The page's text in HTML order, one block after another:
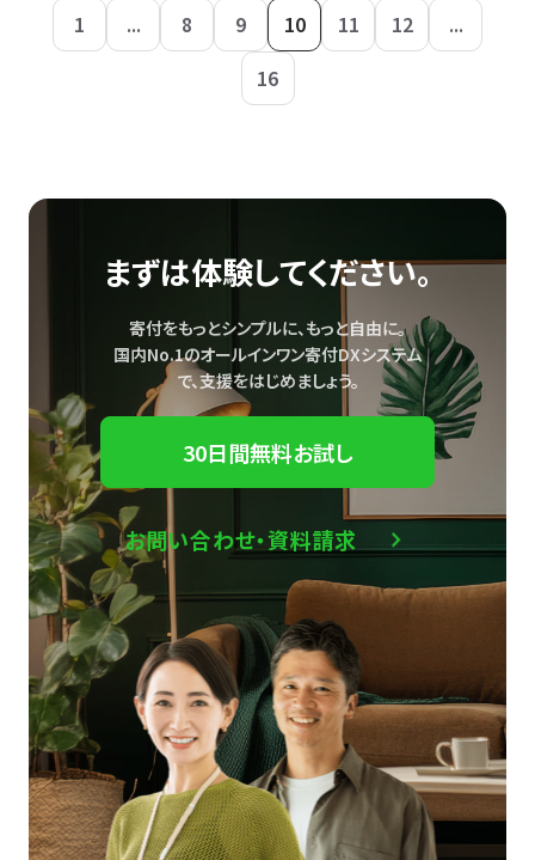
1 ... 8 9 10 11 12
...
16
まずは体験してください。
寄付をもっとシンプルに、もっと自由に。
国内No.1のオールインワン寄付DXシステム
で、支援をはじめましょう。
30日間無料お試し
お問い合わせ・資料請求